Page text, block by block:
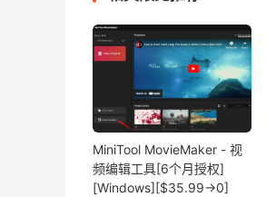
MiniTool MovieMaker - 视
频编辑工具[6个月授权]
[Windows][$35.99→0]